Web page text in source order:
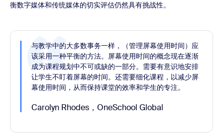
衡数字媒体和传统媒体的切实评估仍然具有挑战性。
与教学中的大多数事务一样，（管理屏幕使用时间）应
该采用一种平衡的方法。屏幕使用时间的概念现在逐渐
成为课程规划中不可或缺的一部分。需要有意识地安排
让学生不盯着屏幕的时间。还需要细化课程，以减少屏
幕使用时间，从而保持课堂的效率和学生的专注。
Carolyn Rhodes，OneSchool Global